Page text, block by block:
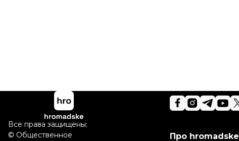
Про hromadske
Все права защищены:
© Общественное